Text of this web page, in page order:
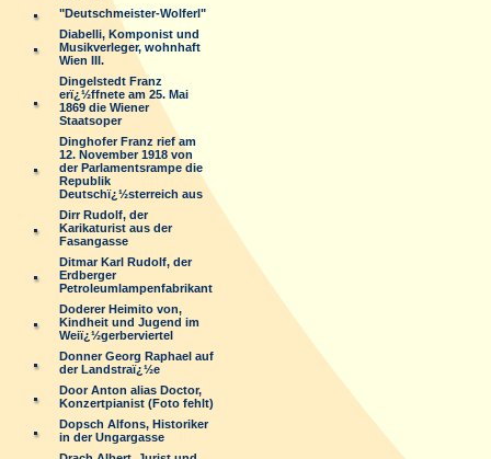
"Deutschmeister-Wolferl"
Diabelli, Komponist und
Musikverleger, wohnhaft
Wien III.
Dingelstedt Franz
erï¿½ffnete am 25. Mai
1869 die Wiener
Staatsoper
Dinghofer Franz rief am
12. November 1918 von
der Parlamentsrampe die
Republik
Deutschï¿½sterreich aus
Dirr Rudolf, der
Karikaturist aus der
Fasangasse
Ditmar Karl Rudolf, der
Erdberger
Petroleumlampenfabrikant
Doderer Heimito von,
Kindheit und Jugend im
Weiï¿½gerberviertel
Donner Georg Raphael auf
der Landstraï¿½e
Door Anton alias Doctor,
Konzertpianist (Foto fehlt)
Dopsch Alfons, Historiker
in der Ungargasse